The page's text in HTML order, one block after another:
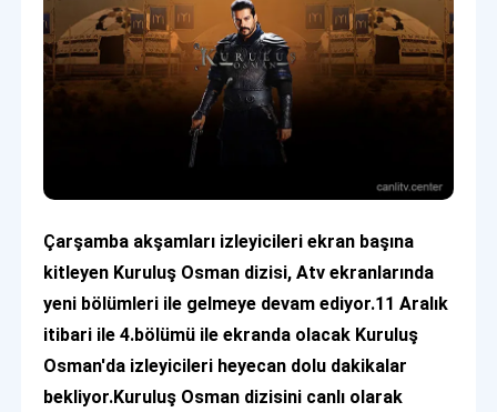
Çarşamba akşamları izleyicileri ekran başına
kitleyen Kuruluş Osman dizisi, Atv ekranlarında
yeni bölümleri ile gelmeye devam ediyor.11 Aralık
itibari ile 4.bölümü ile ekranda olacak Kuruluş
Osman'da izleyicileri heyecan dolu dakikalar
bekliyor.Kuruluş Osman dizisini canlı olarak